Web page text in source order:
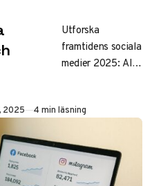
Utforska
framtidens sociala
medier 2025: AI,
hållbarhet. Få
kommande trender
och teknologier
som formar nästa
2025 4 min läsning